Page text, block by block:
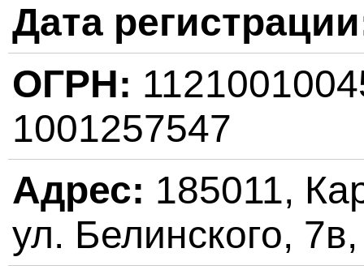
Дата
ОГРН:
1001257547
Адрес: 185011,
ул. Белинского,